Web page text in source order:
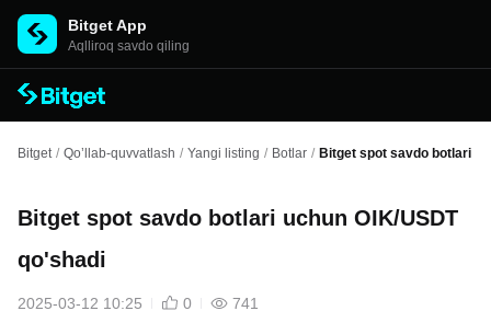
Bitget App
Aqlliroq savdo qiling
Bitget / Qo’llab-quvvatlash / Yangi listing / Botlar / Bitget spot savdo botlari
Bitget spot savdo botlari uchun OIK/USDT
qo'shadi
2025-03-12 10:25 0 741